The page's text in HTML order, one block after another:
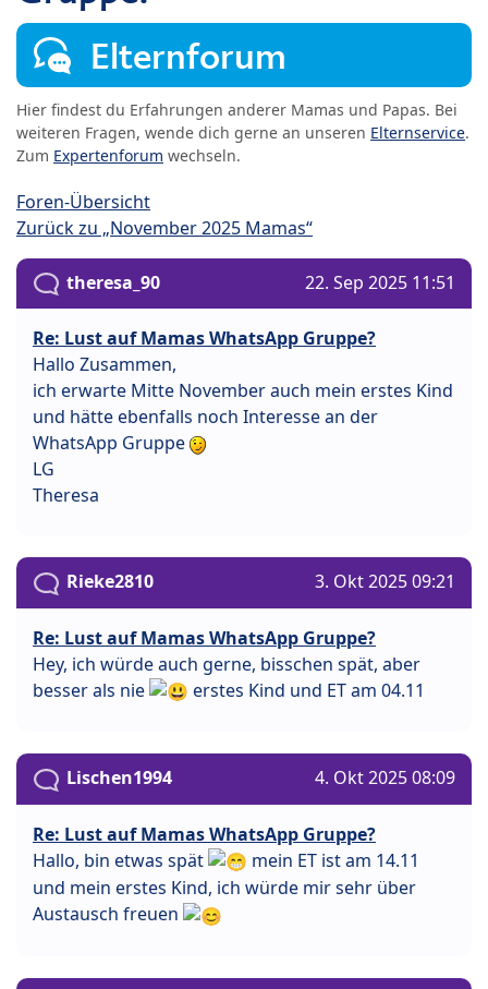
Elternforum
Hier findest du Erfahrungen anderer Mamas und Papas. Bei
weiteren Fragen, wende dich gerne an unseren Elternservice.
Zum Expertenforum wechseln.
Foren-Übersicht
Zurück zu „November 2025 Mamas“
theresa_90 22. Sep 2025 11:51
Re: Lust auf Mamas WhatsApp Gruppe?
Hallo Zusammen,
ich erwarte Mitte November auch mein erstes Kind
und hätte ebenfalls noch Interesse an der
WhatsApp Gruppe
LG
Theresa
Rieke2810 3. Okt 2025 09:21
Re: Lust auf Mamas WhatsApp Gruppe?
Hey, ich würde auch gerne, bisschen spät, aber
besser als nie
erstes Kind und ET am 04.11
Lischen1994 4. Okt 2025 08:09
Re: Lust auf Mamas WhatsApp Gruppe?
Hallo, bin etwas spät
mein ET ist am 14.11
und mein erstes Kind, ich würde mir sehr über
Austausch freuen